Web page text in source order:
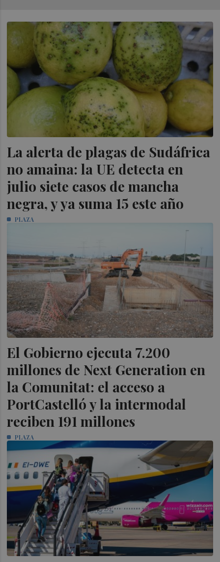
La alerta de plagas de Sudáfrica
no amaina: la UE detecta en
julio siete casos de mancha
negra, y ya suma 15 este año
PLAZA
El Gobierno ejecuta 7.200
millones de Next Generation en
la Comunitat: el acceso a
PortCastelló y la intermodal
reciben 191 millones
PLAZA